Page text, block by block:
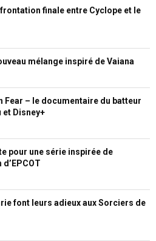
finale entre Cyclope et le
mélange inspiré de Vaiana
Fear – le documentaire du batteur
et Disney+
pour une série inspirée de
font leurs adieux aux Sorciers de